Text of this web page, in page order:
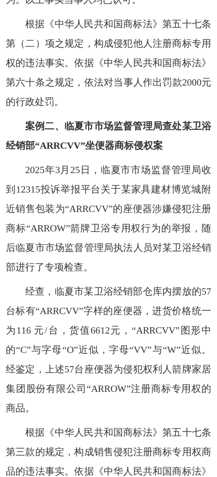
根据《中华人民共和国商标法》第五十七条
第（二）项之规定，构成侵犯他人注册商标专用
权的违法事实。依据《中华人民共和国商标法》
第六十条之规定，依法对当事人作出罚款2000元
的行政处罚。
案例二、临夏市市场监督管理局查处某卫浴
经销部“ARRCVV”坐便器商标侵权案
2025年3月25日，临夏市市场监督管理局收
到12315投诉举报平台关于某家具建材博览城附
近销售包装为“ARRCVV”的座便器涉嫌侵犯注册
商标“ARROW”箭牌卫浴专用权行为的举报，随
后临夏市市场监督管理局执法人员对某卫浴经销
部进行了专项检查。
经查，临夏市某卫浴经销部仓库内摆放的57
台标有“ARRCVV”字样的座便器，进货价格统一
为116 元/台，货值6612元，“ARRCVV”图形中
的“C”与字母“O”近似，字母“VV”与“W”近似。
经鉴定，上述57台座便器为侵犯权利人箭牌家居
集团股份有限公司“ARROW”注册商标专用权的
商品。
根据《中华人民共和国商标法》第五十七条
第三款的规定，构成销售侵犯注册商标专用权商
品的违法事实。依据《中华人民共和国商标法》